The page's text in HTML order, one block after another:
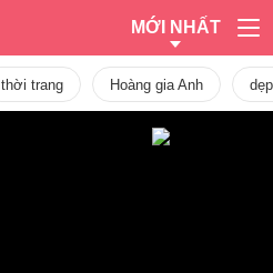
MỚI NHẤT
thời trang Hoàng gia Anh dẹp